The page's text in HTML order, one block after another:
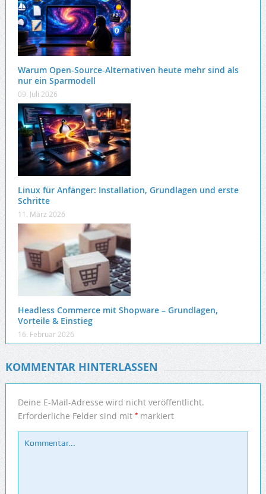
Warum Open-Source-Alternativen heute mehr sind als
nur ein Sparmodell
09. Juli 2026
Linux für Anfänger: Installation, Grundlagen und erste
Schritte
11. März 2026
Headless Commerce mit Shopware – Grundlagen,
Vorteile & Einstieg
16. Februar 2026
KOMMENTAR HINTERLASSEN
Deine E-Mail-Adresse wird nicht veröffentlicht.
Erforderliche Felder sind mit *markiert